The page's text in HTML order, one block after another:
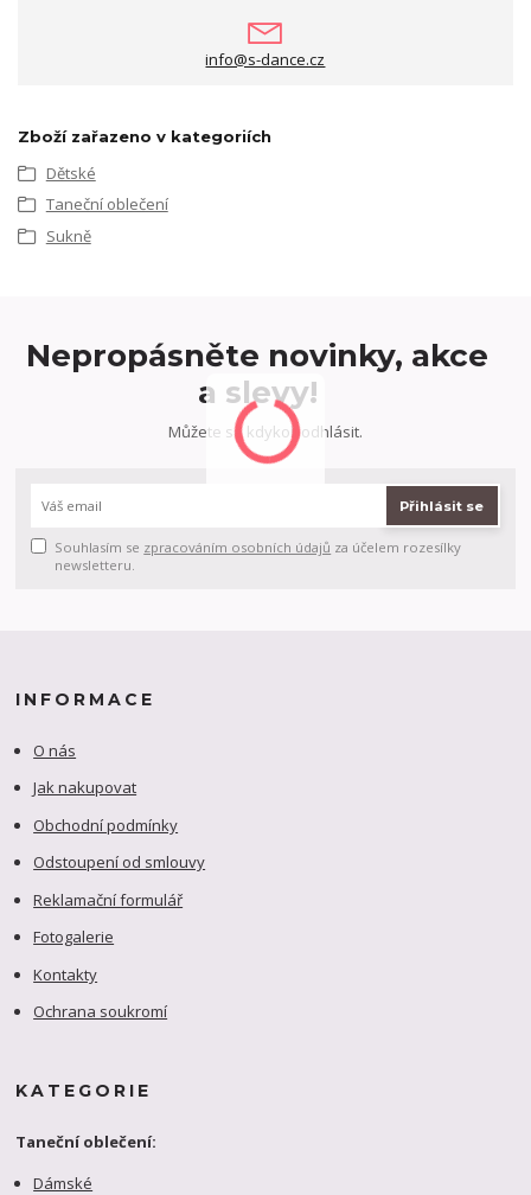
info@s-dance.cz
Zboží zařazeno v kategoriích
Dětské
Taneční oblečení
Sukně
Nepropásněte novinky, akce
a slevy!
Můžete se kdykoli odhlásit.
Přihlásit se
Souhlasím se zpracováním osobních údajů za účelem rozesílky
newsletteru.
INFORMACE
O nás
Jak nakupovat
Obchodní podmínky
Odstoupení od smlouvy
Reklamační formulář
Fotogalerie
Kontakty
Ochrana soukromí
KATEGORIE
Taneční oblečení:
Dámské